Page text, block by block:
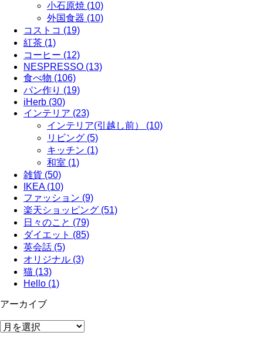
小石原焼 (10)
外国食器 (10)
コストコ (19)
紅茶 (1)
コーヒー (12)
NESPRESSO (13)
食べ物 (106)
パン作り (19)
iHerb (30)
インテリア (23)
インテリア(引越し前） (10)
リビング (5)
キッチン (1)
和室 (1)
雑貨 (50)
IKEA (10)
ファッション (9)
楽天ショッピング (51)
日々のこと (79)
ダイエット (85)
英会話 (5)
オリジナル (3)
猫 (13)
Hello (1)
アーカイブ
ア